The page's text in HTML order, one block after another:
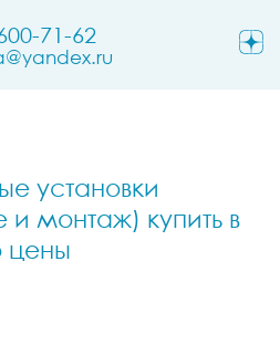
71-62
установки
и монтаж) купить в
цены